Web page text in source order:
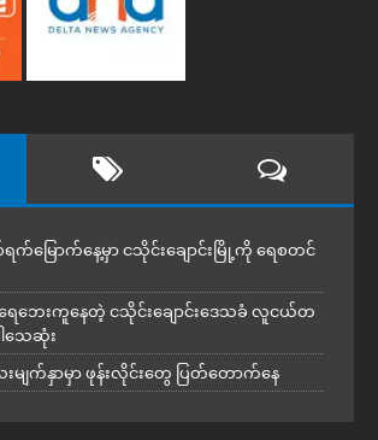
ရက်မြောက်နေ့မှာ ငသိုင်းချောင်းမြို့ကို ရေစတင်
ရေဘေးကူနေတဲ့ ငသိုင်းချောင်းဒေသခံ လူငယ်တ
ါသေဆုံး
မျက်နှာမှာ ဖုန်းလိုင်းတွေ ပြတ်တောက်နေ